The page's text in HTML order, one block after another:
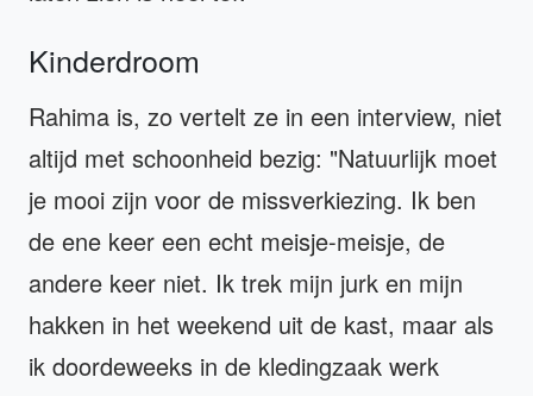
Kinderdroom
Rahima is, zo vertelt ze in een interview, niet
altijd met schoonheid bezig: "Natuurlijk moet
je mooi zijn voor de missverkiezing. Ik ben
de ene keer een echt meisje-meisje, de
andere keer niet. Ik trek mijn jurk en mijn
hakken in het weekend uit de kast, maar als
ik doordeweeks in de kledingzaak werk